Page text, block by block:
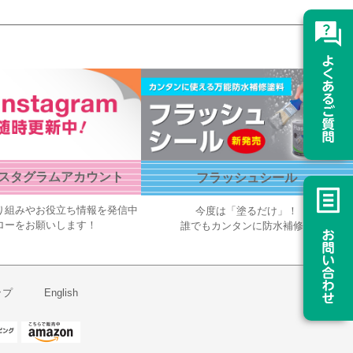
タグラムアカウント
組みやお役立ち情報を発信中
ーをお願いします！
フラッシュシール
今度は「塗るだけ」！
誰でもカンタンに防水補修！
プ English